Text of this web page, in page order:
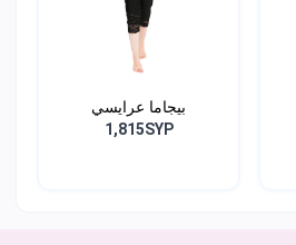
بيجاما عرايسي
1,815SYP